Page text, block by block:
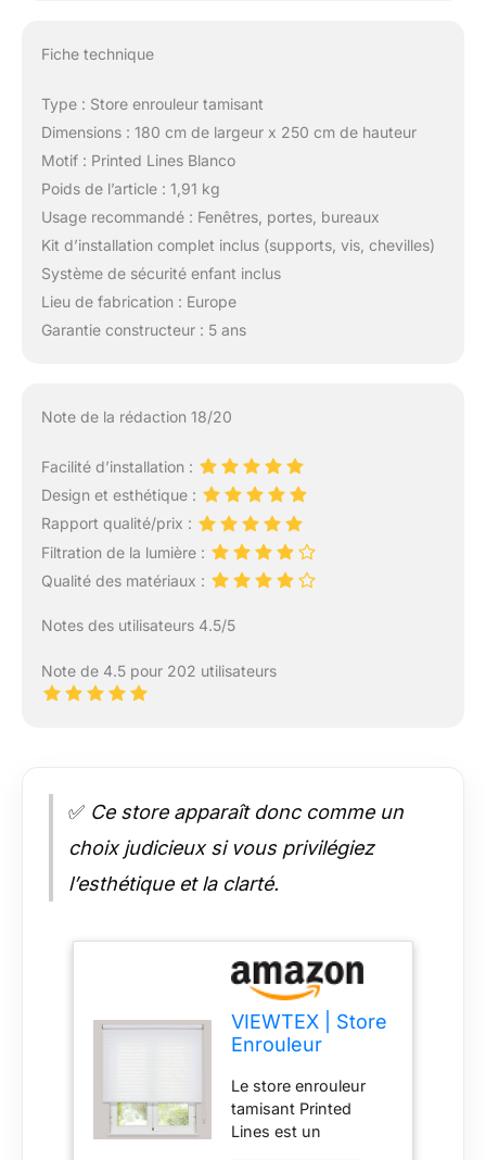
Fiche technique
Type : Store enrouleur tamisant
Dimensions : 180 cm de largeur x 250 cm de hauteur
Motif : Printed Lines Blanco
Poids de l’article : 1,91 kg
Usage recommandé : Fenêtres, portes, bureaux
Kit d’installation complet inclus (supports, vis, chevilles)
Système de sécurité enfant inclus
Lieu de fabrication : Europe
Garantie constructeur : 5 ans
Note de la rédaction 18/20
Facilité d’installation :
Design et esthétique :
Rapport qualité/prix :
Filtration de la lumière :
Qualité des matériaux :
Notes des utilisateurs 4.5/5
Note de 4.5 pour 202 utilisateurs
✅ Ce store apparaît donc comme un
choix judicieux si vous privilégiez
l’esthétique et la clarté.
VIEWTEX | Store
Enrouleur
Lines Blanco 180
X 250cm |
Stores pour
Le store enrouleur
tamisant Printed
Lines est un